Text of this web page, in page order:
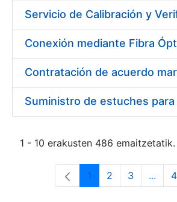
1 - 10 erakusten 486 emaitzetatik.
Orrialdea
1 Orrialdea
2 Orrialdea
3 ...